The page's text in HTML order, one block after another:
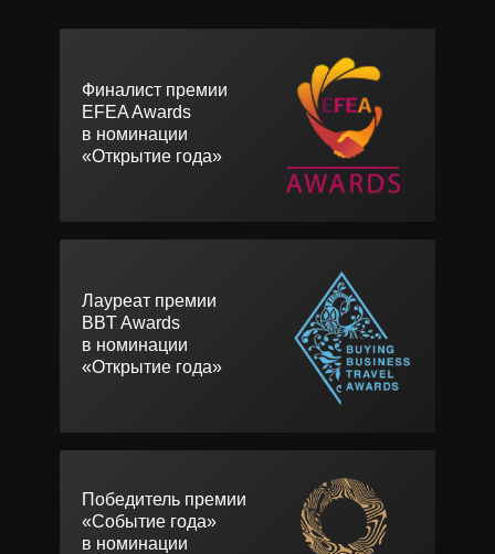
Финалист премии
EFEA Awards
в номинации
«Открытие года»
Лауреат премии
BBT Awards
в номинации
«Открытие года»
Победитель премии
«Событие года»
в номинации